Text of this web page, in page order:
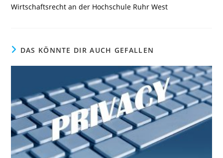
Wirtschaftsrecht an der Hochschule Ruhr West
DAS KÖNNTE DIR AUCH GEFALLEN